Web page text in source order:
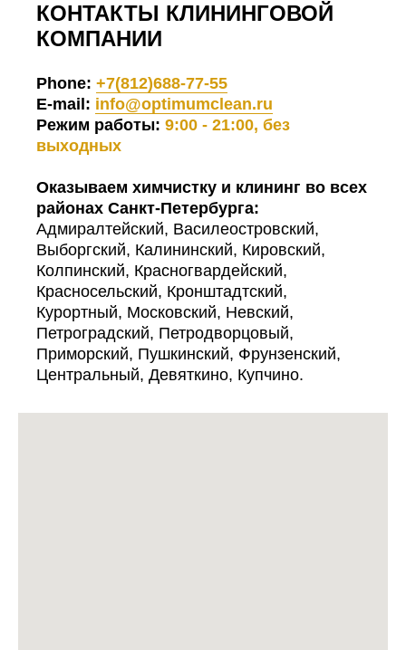
КОНТАКТЫ КЛИНИНГОВОЙ
КОМПАНИИ
Phone: +7(812)688-77-55
E-mail: info@optimumclean.ru
Режим работы: 9:00 - 21:00, без
выходных
Оказываем химчистку и клининг во всех
районах Санкт-Петербурга:
Адмиралтейский, Василеостровский,
Выборгский, Калининский, Кировский,
Колпинский, Красногвардейский,
Красносельский, Кронштадтский,
Курортный, Московский, Невский,
Петроградский, Петродворцовый,
Приморский, Пушкинский, Фрунзенский,
Центральный, Девяткино, Купчино.